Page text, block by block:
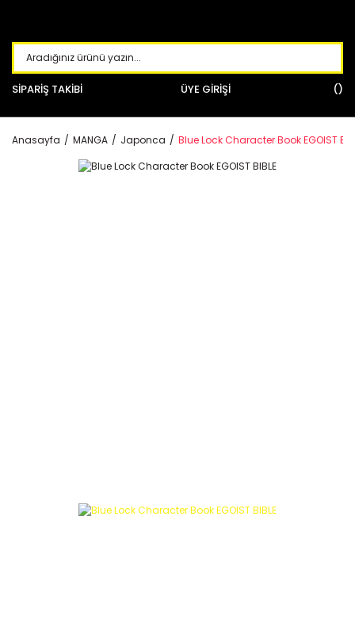
SİPARİŞ TAKİBİ ÜYE GİRİŞİ
Anasayfa MANGA Japonca Blue Lock Character Book EGOIST